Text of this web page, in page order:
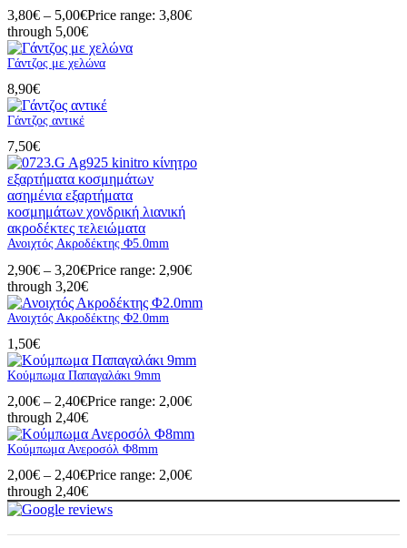
3,80€ – 5,00€Price range: 3,80€
through 5,00€
Γάντζος με χελώνα
8,90€
Γάντζος αντικέ
7,50€
Ανοιχτός Ακροδέκτης Φ5.0mm
2,90€ – 3,20€Price range: 2,90€
through 3,20€
Ανοιχτός Ακροδέκτης Φ2.0mm
1,50€
Κούμπωμα Παπαγαλάκι 9mm
2,00€ – 2,40€Price range: 2,00€
through 2,40€
Κούμπωμα Ανεροσόλ Φ8mm
2,00€ – 2,40€Price range: 2,00€
through 2,40€